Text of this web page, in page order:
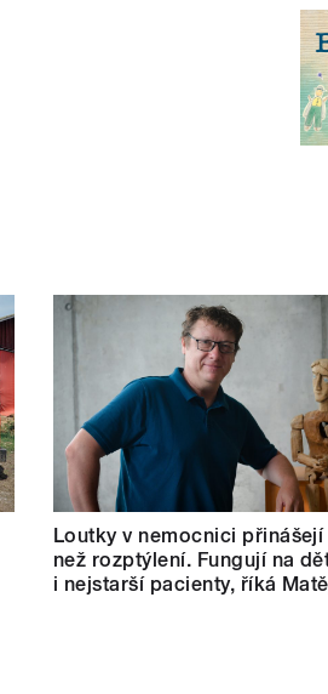
Loutky v nemocnici přinášejí
než rozptýlení. Fungují na
i nejstarší pacienty, říká